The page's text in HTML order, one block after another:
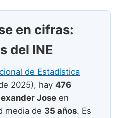
empiezan por S
que empiezan por T
empiezan por U
que empiezan por V
empiezan por W
que empiezan por X
en cifras:
del INE
de Estadística
2025), hay 476
Jose en
media de 35 años. Es